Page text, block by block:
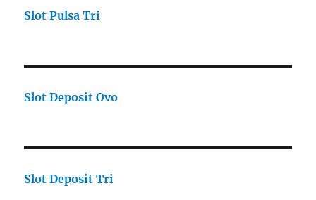
Slot Pulsa Tri
Slot Deposit Ovo
Slot Deposit Tri